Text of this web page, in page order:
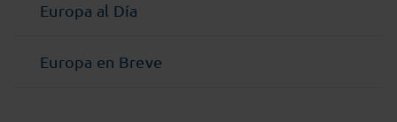
Europa al Día
Europa en Breve